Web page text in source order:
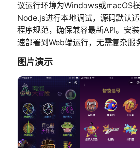
议运行环境为Windows或macOS
Node.js进行本地调试，源码默认
程序规范，确保兼容最新API。安
速部署到Web端运行，无需复杂服
图片演示